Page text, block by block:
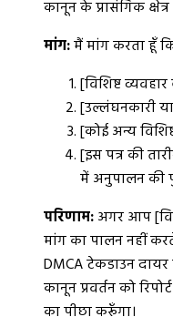
कानून के प्रासंगिक
मांग:मैं मांग करता हूँ
[विशिष्ट
[उल्लंघनकारी
[कोई अन्य
[इस पत्र की
में अनुपालन की
परिणाम:अगर आप
मांग का पालन नहीं
DMCA टेकडाउन
कानून प्रवर्तन को